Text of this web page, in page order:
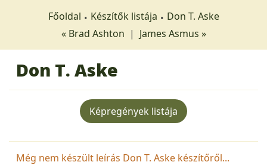
Főoldal Készítők listája
Don T. Aske
« Brad Ashton | James Asmus »
Don T. Aske
Képregények listája
Még nem készült leírás Don T. Aske készítőről...